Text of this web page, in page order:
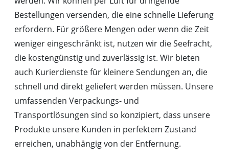
Bestellungen versenden, die eine schnelle Lieferung
erfordern. Für größere Mengen oder wenn die Zeit
weniger eingeschränkt ist, nutzen wir die Seefracht,
die kostengünstig und zuverlässig ist. Wir bieten
auch Kurierdienste für kleinere Sendungen an, die
schnell und direkt geliefert werden müssen. Unsere
umfassenden Verpackungs- und
Transportlösungen sind so konzipiert, dass unsere
Produkte unsere Kunden in perfektem Zustand
erreichen, unabhängig von der Entfernung.